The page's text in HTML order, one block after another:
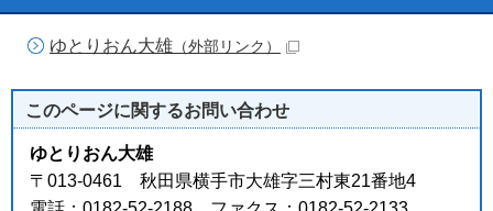
ゆとりおん大雄 （外部リンク）
このページに関するお問い合わせ
ゆとりおん大雄
〒013-0461 秋田県横手市大雄字三村東21番地4